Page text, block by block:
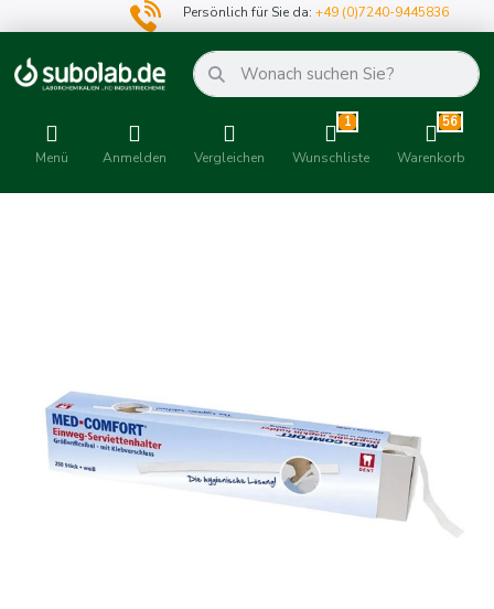
Persönlich für Sie da:+49 (0)7240-9445836
Menü Anmelden Vergleichen
1
Wunschliste
56
Warenkorb